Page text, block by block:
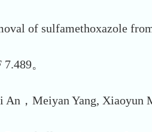
of sulfamethoxazole
。
，Meiyan Yang, Xiaoyun